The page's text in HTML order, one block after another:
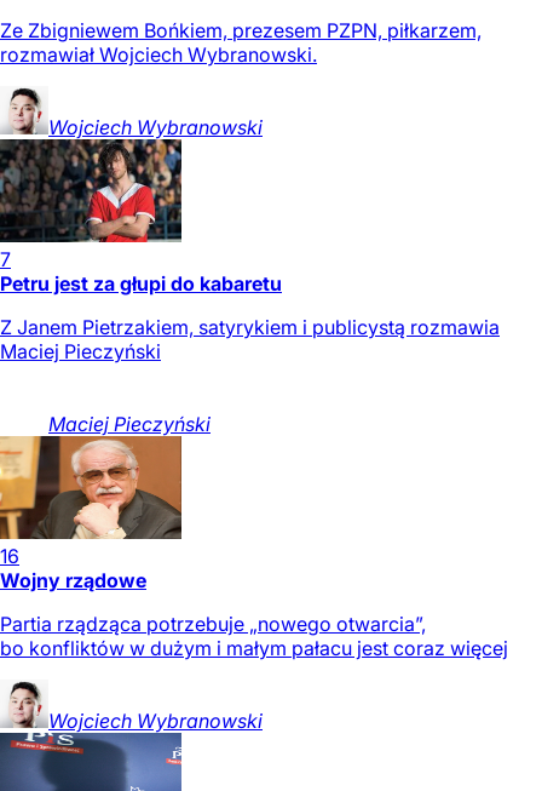
Ze Zbigniewem Bońkiem, prezesem PZPN, piłkarzem,
rozmawiał Wojciech Wybranowski.
Wojciech Wybranowski
7
Petru jest za głupi do kabaretu
Z Janem Pietrzakiem, satyrykiem i publicystą rozmawia
Maciej Pieczyński
Maciej Pieczyński
16
Wojny rządowe
Partia rządząca potrzebuje „nowego otwarcia”,
bo konfliktów w dużym i małym pałacu jest coraz więcej
Wojciech Wybranowski